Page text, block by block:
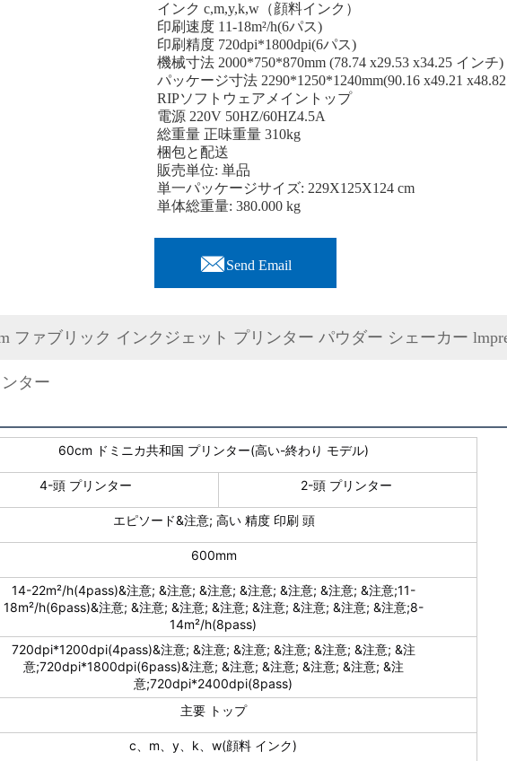
インク c,m,y,k,w（顔料インク）
印刷速度 11-18m²/h(6パス)
印刷精度 720dpi*1800dpi(6パス)
機械寸法 2000*750*870mm (78.74 x29.53 x34.25 インチ)
パッケージ寸法 2290*1250*1240mm(90.16 x49.21
RIPソフトウェアメイントップ
電源 220V 50HZ/60HZ4.5A
総重量 正味重量 310kg
梱包と配送
販売単位: 単品
単一パッケージサイズ: 229X125X124 cm
単体総重量: 380.000 kg
Send Email
ファブリック インクジェット プリンター パウダー シェーカー
ター
60cm ドミニカ共和国 プリンター(高い-終わり モデル)
4-頭 プリンター 2-頭 プリンター
エピソード&注意; 高い 精度 印刷 頭
600mm
14-22m²/h(4pass)&注意; &注意; &注意; &注意; &注意; &注意; &注意;11-
18m²/h(6pass)&注意; &注意; &注意; &注意; &注意; &注意; &注意; &注意;8-
14m²/h(8pass)
720dpi*1200dpi(4pass)&注意; &注意; &注意; &注意; &注意; &注意; &注
意;720dpi*1800dpi(6pass)&注意; &注意; &注意; &注意; &注意; &注
意;720dpi*2400dpi(8pass)
主要 トップ
c、m、y、k、w(顔料 インク)